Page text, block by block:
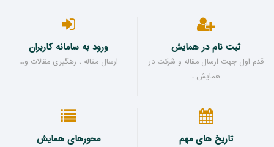
ثبت نام در همایش
قدم اول جهت ارسال مقاله و شرکت در
همایش !
ورود به سامانه کاربران
ارسال مقاله ، رهگیری مقالات و...
تاریخ های مهم محورهای همایش